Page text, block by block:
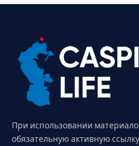
При использовании
обязательную активную